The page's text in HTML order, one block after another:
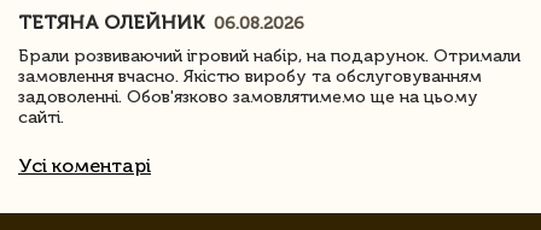
ТЕТЯНА ОЛЕЙНИК 06.08.2026
Брали розвиваючий ігровий набір, на подарунок. Отримали
замовлення вчасно. Якістю виробу та обслуговуванням
задоволенні. Обов'язково замовлятимемо ще на цьому
сайті.
Усі коментарі